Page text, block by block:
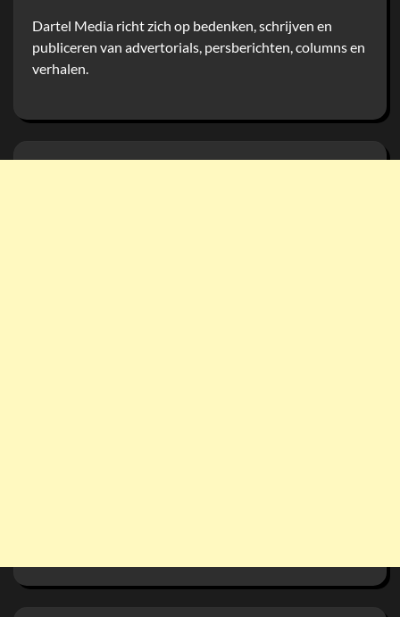
Dartel Media richt zich op bedenken, schrijven en
publiceren van advertorials, persberichten, columns en
verhalen.